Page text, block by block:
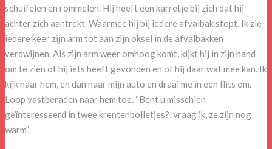
schuifelen en rommelen. Hij heeft een karretje bij zich dat hij
achter zich aantrekt. Waarmee hij bij iedere afvalbak stopt. Ik zie
iedere keer zijn arm tot aan zijn oksel in de afvalbakken
verdwijnen. Als zijn arm weer omhoog komt, kijkt hij in zijn hand
om te zien of hij iets heeft gevonden en of hij daar wat mee kan. Ik
kijk naar hem, en dan naar mijn auto en draai me in een flits om.
Loop vastberaden naar hem toe. “Bent u misschien
geïnteresseerd in twee krentenbolletjes?, vraag ik, ze zijn nog
warm”.